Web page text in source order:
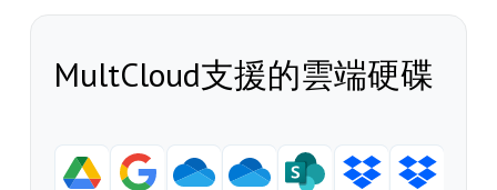
MultCloud支援的雲端硬碟